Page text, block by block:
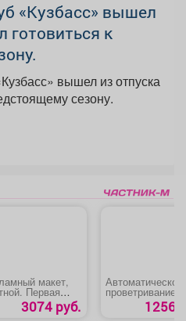
«Кузбасс» вышел
готовиться к
вышел из отпуска
сезону.
макет,
Первая
3074 руб.
Автоматическое
проветривание
теплицы
«Термопривод
1256